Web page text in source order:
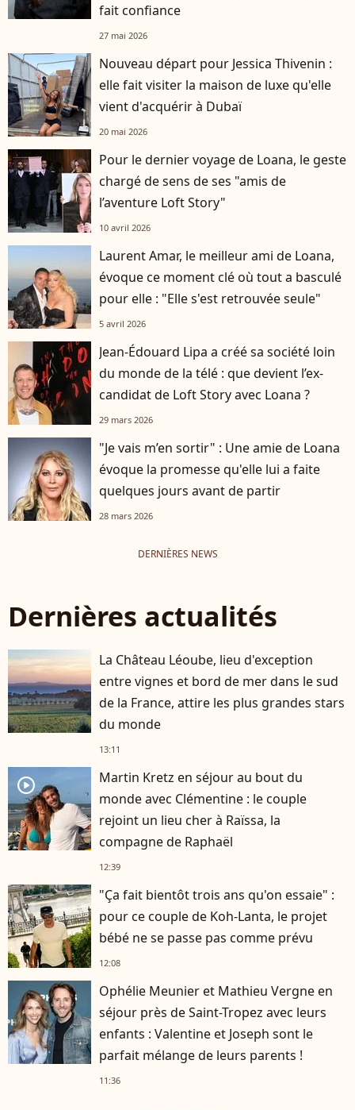
fait confiance
27 mai 2026
Nouveau départ pour Jessica Thivenin :
elle fait visiter la maison de luxe qu'elle
vient d'acquérir à Dubaï
20 mai 2026
Pour le dernier voyage de Loana, le geste
chargé de sens de ses "amis de
l’aventure Loft Story"
10 avril 2026
Laurent Amar, le meilleur ami de Loana,
évoque ce moment clé où tout a basculé
pour elle : "Elle s'est retrouvée seule"
5 avril 2026
Jean-Édouard Lipa a créé sa société loin
du monde de la télé : que devient l’ex-
candidat de Loft Story avec Loana ?
29 mars 2026
"Je vais m’en sortir" : Une amie de Loana
évoque la promesse qu'elle lui a faite
quelques jours avant de partir
28 mars 2026
DERNIÈRES NEWS
Dernières actualités
La Château Léoube, lieu d'exception
entre vignes et bord de mer dans le sud
de la France, attire les plus grandes stars
du monde
13:11
player2
Martin Kretz en séjour au bout du
monde avec Clémentine : le couple
rejoint un lieu cher à Raïssa, la
compagne de Raphaël
12:39
"Ça fait bientôt trois ans qu'on essaie" :
pour ce couple de Koh-Lanta, le projet
bébé ne se passe pas comme prévu
12:08
Ophélie Meunier et Mathieu Vergne en
séjour près de Saint-Tropez avec leurs
enfants : Valentine et Joseph sont le
parfait mélange de leurs parents !
11:36